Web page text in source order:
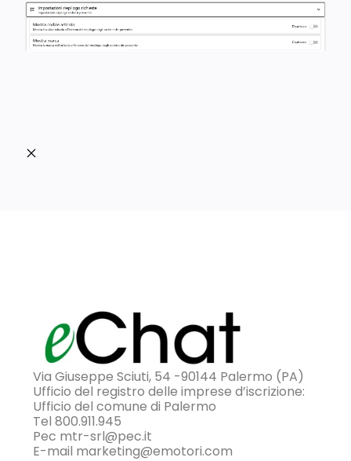
Via Giuseppe Sciuti, 54 -90144 Palermo (PA)
Ufficio del registro delle imprese d’iscrizione:
Ufficio del comune di Palermo
Tel 800.911.945
Pec mtr-srl@pec.it
E-mail marketing@emotori.com